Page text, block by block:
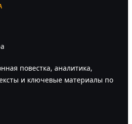
повестка, аналитика,
и ключевые материалы по